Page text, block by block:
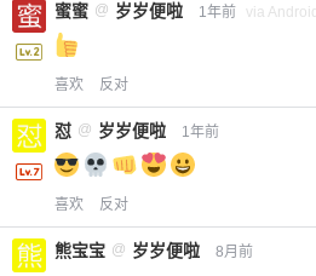
蜜蜜 @ 岁岁便啦 1年前 via Android
喜欢 反对
怼 @ 岁岁便啦 1年前
喜欢 反对
熊宝宝 @ 岁岁便啦 8月前